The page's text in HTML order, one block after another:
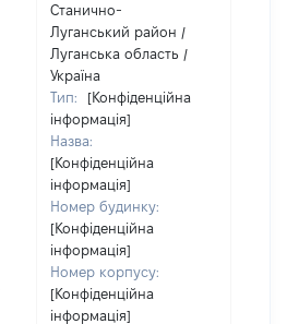
Станично-
Луганський район /
Луганська область /
Україна
Тип:
[Конфіденційна
інформація]
Назва:
[Конфіденційна
інформація]
Номер будинку:
[Конфіденційна
інформація]
Номер корпусу:
[Конфіденційна
інформація]